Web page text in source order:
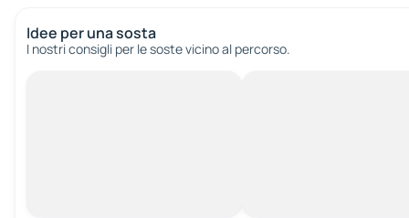
Idee per una sosta
I nostri consigli per le soste vicino al percorso.